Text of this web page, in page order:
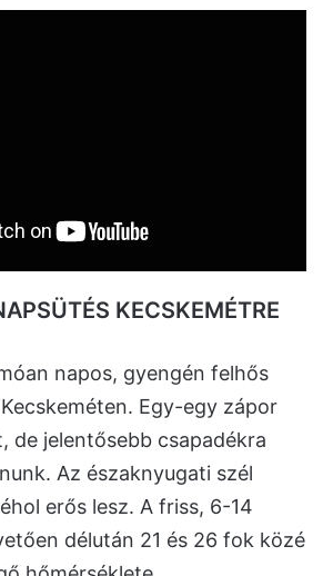
KECSKEMÉTRE
napos, gyengén felhős
Egy-egy zápor
de jelentősebb csapadékra
Az északnyugati szél
erős lesz. A friss, 6-14
délután 21 és 26 fok közé